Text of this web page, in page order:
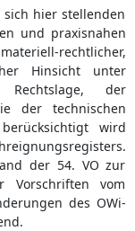
sich hier stellenden
und praxisnahen
rechtlicher,
Hinsicht unter
Rechtslage, der
der technischen
wird
der 54. VO zur
Vorschriften vom
des OWi-